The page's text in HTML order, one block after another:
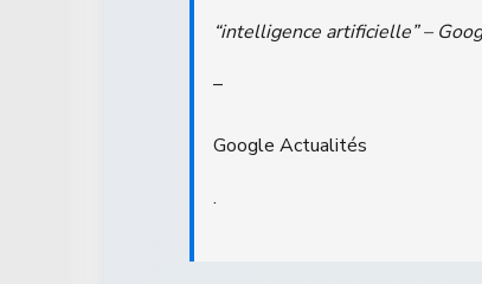
“intelligence artificielle” –
–
Google Actualités
.